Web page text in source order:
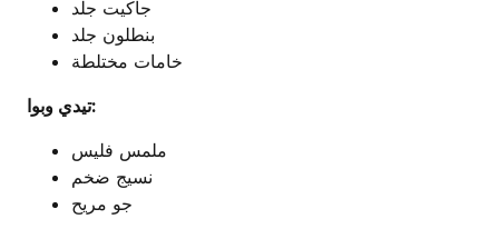
جاكيت جلد
بنطلون جلد
خامات مختلطة
تيدي وبوا:
ملمس فليس
نسيج ضخم
جو مريح